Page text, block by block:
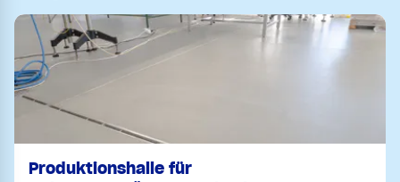
Produktionshalle für